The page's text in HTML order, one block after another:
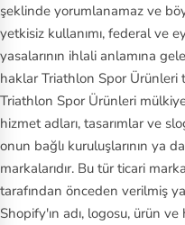
şeklinde yorumlanamaz ve
yetkisiz kullanımı, federal ve
yasalarının ihlali anlamına
haklar Triathlon Spor Ürünleri
Triathlon Spor Ürünleri
hizmet adları, tasarımlar ve
onun bağlı kuruluşlarının ya
markalarıdır. Bu tür ticari
tarafından önceden verilmiş
Shopify'ın adı, logosu, ürün ve